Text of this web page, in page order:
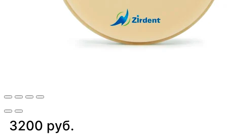
3200 руб.